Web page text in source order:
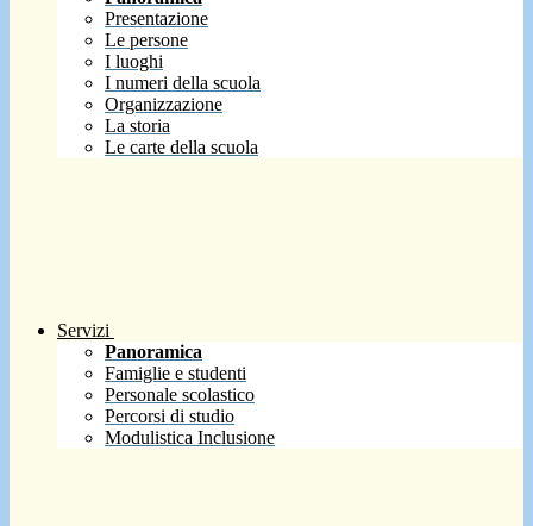
Presentazione
Le persone
I luoghi
I numeri della scuola
Organizzazione
La storia
Le carte della scuola
Servizi
Panoramica
Famiglie e studenti
Personale scolastico
Percorsi di studio
Modulistica Inclusione